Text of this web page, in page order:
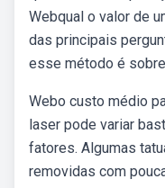
Webqual o valor de
das principais
esse método é
Webo custo médio
laser pode variar
fatores. Algumas
removidas com